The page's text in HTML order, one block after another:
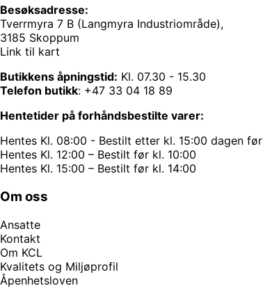
Besøksadresse:
Tverrmyra 7 B (Langmyra Industriområde),
3185 Skoppum
Link til kart
Butikkens åpningstid: Kl. 07.30 - 15.30
Telefon butikk: +47 33 04 18 89
Hentetider på forhåndsbestilte varer:
Hentes Kl. 08:00 - Bestilt etter kl. 15:00 dagen før
Hentes Kl. 12:00 – Bestilt før kl. 10:00
Hentes Kl. 15:00 – Bestilt før kl. 14:00
Om oss
Ansatte
Kontakt
Om KCL
Kvalitets og Miljøprofil
Åpenhetsloven